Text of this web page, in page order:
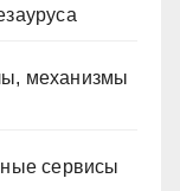
механизмы
сервисы